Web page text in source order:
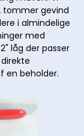
tommer gevind
i almindelige
med
låg der passer
en beholder.